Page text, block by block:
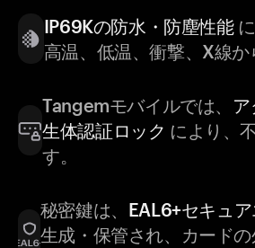
IP69Kの防水・防塵性能
高温、低温、衝撃、X線か
Tangemモバイルでは、
生体認証ロック により、
す。
秘密鍵は、 EAL6+セキュ
生成・保管され、カード